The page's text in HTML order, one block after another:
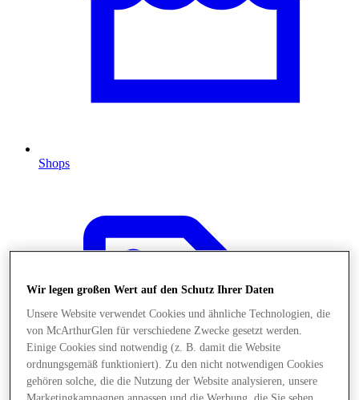
Shops
Wir legen großen Wert auf den Schutz Ihrer Daten
Unsere Website verwendet Cookies und ähnliche Technologien, die
von McArthurGlen für verschiedene Zwecke gesetzt werden.
Einige Cookies sind notwendig (z. B. damit die Website
ordnungsgemäß funktioniert). Zu den nicht notwendigen Cookies
gehören solche, die die Nutzung der Website analysieren, unsere